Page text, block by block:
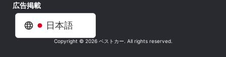
日本語
広告掲載
Copyright © 2026 ベストカー. All rights reserved.